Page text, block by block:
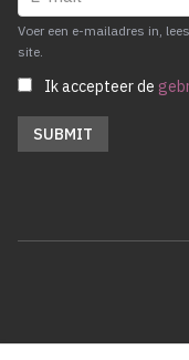
Voer een e-mailadres in,
site.
Ik accepteer de